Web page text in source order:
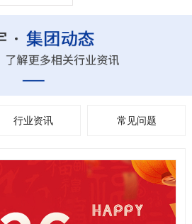
行业资讯 常见问题